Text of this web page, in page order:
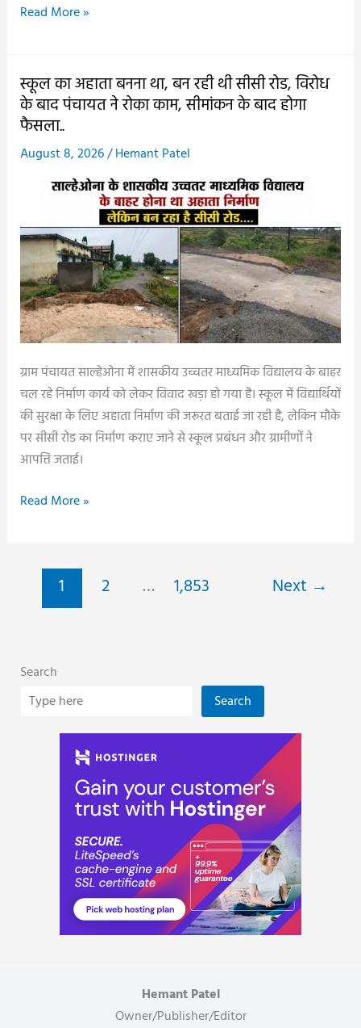
सारंगढ़
कार्यों
की
हुई
दो
शुरू
नहीं
हुए
कार्यों
के
वर्क
निरस्त
करने
के
निर्देश,
समय
सीमा
को
Read More »
स्कूल का अहाता बनना था, बन रही थी सीसी रोड, विरोध
के बाद पंचायत ने रोका काम, सीमांकन के बाद होगा
फैसला..
August 8, 2026/Hemant Patel
ग्राम पंचायत साल्हेओना में शासकीय उच्चतर माध्यमिक विद्यालय के बाहर
चल रहे निर्माण कार्य को लेकर विवाद खड़ा हो गया है। स्कूल में विद्यार्थियों
की सुरक्षा के लिए अहाता निर्माण की जरूरत बताई जा रही है, लेकिन मौके
पर सीसी रोड का निर्माण कराए जाने से स्कूल प्रबंधन और ग्रामीणों ने
आपत्ति जताई।
स्कूल
बनना
सीसी
रोड,
Read More »
1 2 … 1,853 Next →
Search
Search
Hemant Patel
Owner/Publisher/Editor